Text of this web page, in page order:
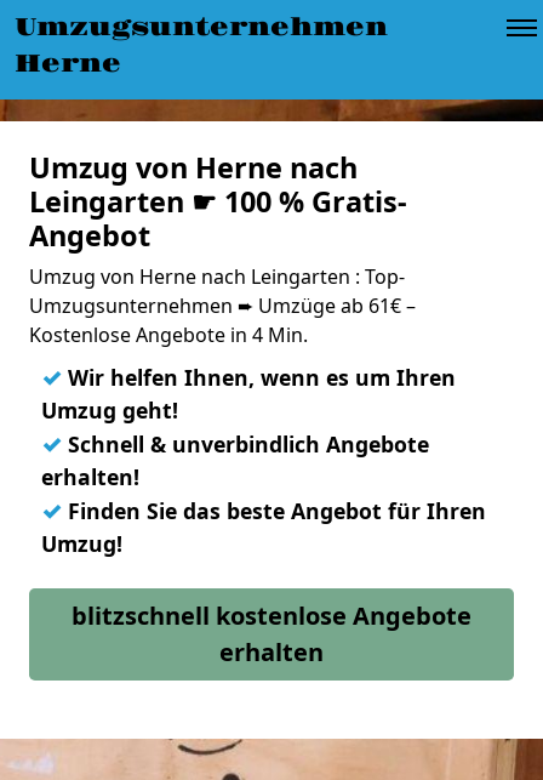
Umzugsunternehmen
Herne
Umzug von Herne nach
Leingarten ☛ 100 % Gratis-
Angebot
Umzug von Herne nach Leingarten : Top-
Umzugsunternehmen ➨ Umzüge ab 61€ –
Kostenlose Angebote in 4 Min.
✓ Wir helfen Ihnen, wenn es um Ihren
Umzug geht!
✓ Schnell & unverbindlich Angebote
erhalten!
✓ Finden Sie das beste Angebot für Ihren
Umzug!
blitzschnell kostenlose Angebote
erhalten